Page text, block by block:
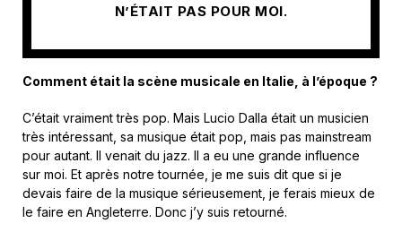
N’ÉTAIT PAS POUR MOI.
Comment était la scène musicale en Italie, à l’époque ?
C’était vraiment très pop. Mais Lucio Dalla était un musicien
très intéressant, sa musique était pop, mais pas mainstream
pour autant. Il venait du jazz. Il a eu une grande influence
sur moi. Et après notre tournée, je me suis dit que si je
devais faire de la musique sérieusement, je ferais mieux de
le faire en Angleterre. Donc j’y suis retourné.